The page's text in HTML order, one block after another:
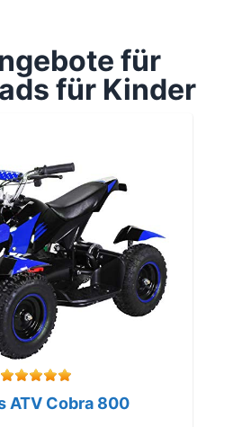
für
für Kinder
ATV Cobra 800